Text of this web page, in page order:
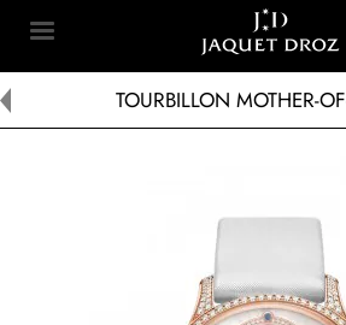
content
Jaquet Droz
TOURBILLON MOTHER-